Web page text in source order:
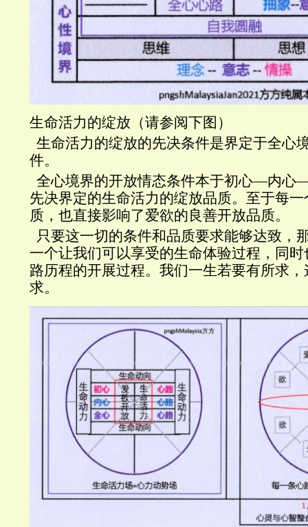
生命活力的绽放（请参阅下图）
生命活力的绽放的先决条件是界定于全心
件。
全心境界的开放情态条件本于初心—内心
先决界定的生命活力的绽放品质。至于每
质，也直接影响了爱欲的良善开放品质。
只要这一切的条件和品质要求能够达致，
一个让我们可以享受的生命体验过程，同
路历程的开展过程。我们一生若要有所求
求。